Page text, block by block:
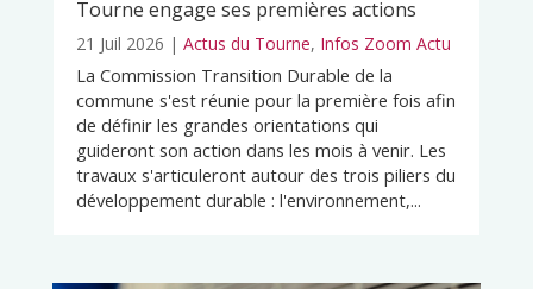
Tourne engage ses premières actions
21 Juil 2026 | Actus du Tourne, Infos Zoom Actu
La Commission Transition Durable de la
commune s'est réunie pour la première fois afin
de définir les grandes orientations qui
guideront son action dans les mois à venir. Les
travaux s'articuleront autour des trois piliers du
développement durable : l'environnement,...